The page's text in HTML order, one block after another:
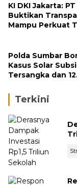
KI DKI Jakarta: PT
Buktikan
Mampu Perkuat
Polda Sumbar
Kasus Solar
Tersangka dan
Terkini